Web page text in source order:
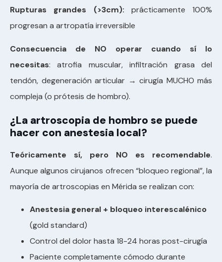
Rupturas grandes (>3cm): prácticamente 100%
progresan a artropatía irreversible
Consecuencia de NO operar cuando sí lo
necesitas: atrofia muscular, infiltración grasa del
tendón, degeneración articular → cirugía MUCHO más
compleja (o prótesis de hombro).
¿La artroscopia de hombro se puede
hacer con anestesia local?
Teóricamente sí, pero NO es recomendable.
Aunque algunos cirujanos ofrecen “bloqueo regional”, la
mayoría de artroscopias en Mérida se realizan con:
Anestesia general + bloqueo interescalénico
(gold standard)
Control del dolor hasta 18-24 horas post-cirugía
Paciente completamente cómodo durante